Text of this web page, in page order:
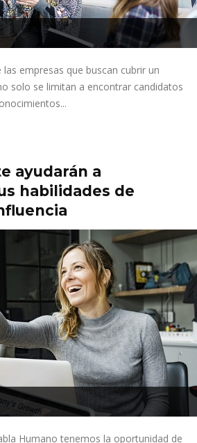
empresas que buscan cubrir un
solo se limitan a encontrar candidatos
ayudarán a
habilidades de
Humano tenemos la oportunidad de